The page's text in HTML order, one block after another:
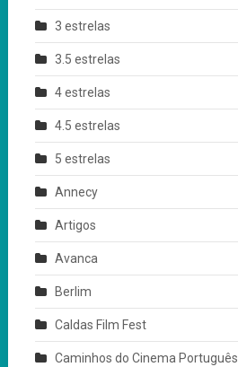
3 estrelas
3.5 estrelas
4 estrelas
4.5 estrelas
5 estrelas
Annecy
Artigos
Avanca
Berlim
Caldas Film Fest
Caminhos do Cinema Português